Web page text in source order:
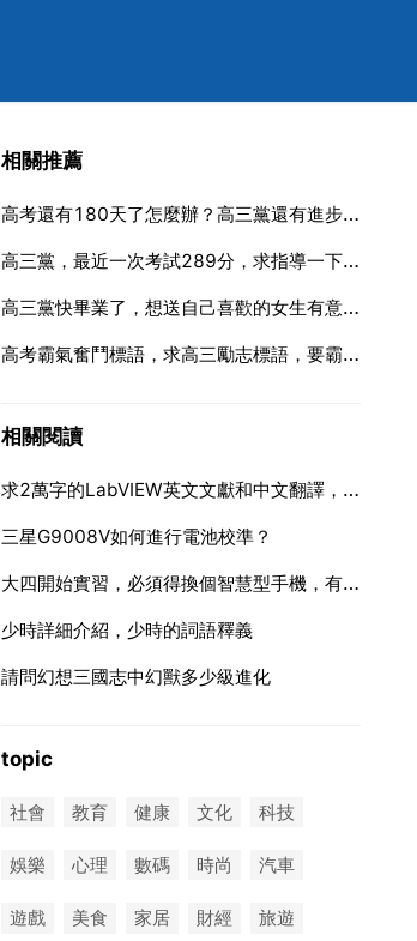
相關推薦
高考還有180天了怎麼辦？高三黨還有進步的空間嗎
高三黨，最近一次考試289分，求指導一下方法。語文91數學38英語43（英語題簡單一點能考90，難
高三黨快畢業了，想送自己喜歡的女生有意義有紀念價值的東西，送什麼好？？什麼衣服鞋子那些沒什麼意義
高考霸氣奮鬥標語，求高三勵志標語，要霸氣的
相關閱讀
求2萬字的LabVIEW英文文獻和中文翻譯，最好是模糊控制溫度的。
三星G9008V如何進行電池校準？
大四開始實習，必須得換個智慧型手機，有什麼推薦嗎？
少時詳細介紹，少時的詞語釋義
請問幻想三國志中幻獸多少級進化
topic
社會 教育 健康 文化 科技
娛樂 心理 數碼 時尚 汽車
遊戲 美食 家居 財經 旅遊